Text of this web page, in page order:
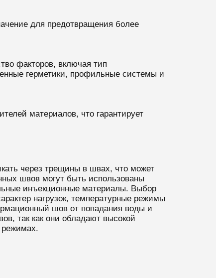
для предотвращения более
факторов, включая тип
герметики, профильные системы и
материалов, что гарантирует
через трещины в швах, что может
швов могут быть использованы
инъекционные материалы. Выбор
нагрузок, температурные режимы
шов от попадания воды и
так как они обладают высокой
режимах.